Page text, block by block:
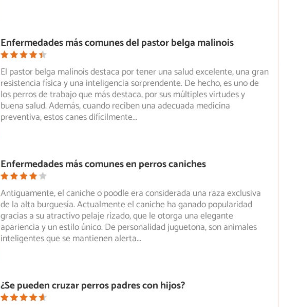
Enfermedades más comunes del pastor belga malinois
El pastor belga malinois destaca por tener una salud excelente, una gran
resistencia física y una inteligencia sorprendente. De hecho, es unode
los perros de trabajo que más destaca, por sus múltiples virtudes y
buena salud. Además, cuando reciben una adecuada medicina
preventiva, estos canes difícilmente...
Enfermedades más comunes en perros caniches
Antiguamente, el caniche o poodle era considerada una raza exclusiva
de la alta burguesía. Actualmente el caniche ha ganado popularidad
graciasa su atractivo pelaje rizado, que le otorga una elegante
apariencia y un estilo único. De personalidad juguetona, son animales
inteligentes que se mantienen alerta...
¿Se pueden cruzar perros padres con hijos?